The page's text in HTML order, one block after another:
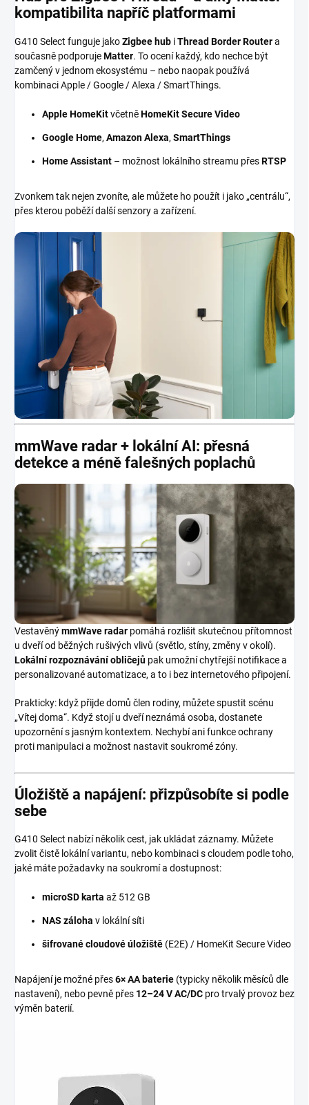
kompatibilita napříč platformami
G410 Select funguje jakoZigbee hub iThread Border Routera
současně podporujeMatter. To ocení každý, kdo nechce být
zamčený v jednom ekosystému – nebo naopak používá
kombinaci Apple / Google / Alexa / SmartThings.
Apple HomeKitvčetněHomeKit Secure Video
Google Home, Amazon Alexa, SmartThings
Home Assistant – možnost lokálního streamu přesRTSP
Zvonkem tak nejen zvoníte, ale můžete ho použít i jako „centrálu“,
přes kterou poběží další senzory a zařízení.
mmWave radar + lokální AI: přesná
detekce a méně falešných poplachů
VestavěnýmmWave radar pomáhá rozlišit skutečnou přítomnost
u dveří od běžných rušivých vlivů (světlo, stíny, změny v okolí).
Lokální rozpoznávání obličejů pak umožní chytřejší notifikace a
personalizované automatizace, a to i bez internetového připojení.
Prakticky: když přijde domů člen rodiny, můžete spustit scénu
„Vítej doma“. Když stojí u dveří neznámá osoba, dostanete
upozornění s jasným kontextem. Nechybí ani funkce ochrany
proti manipulaci a možnost nastavit soukromé zóny.
Úložiště a napájení: přizpůsobíte si podle
sebe
G410 Select nabízí několik cest, jak ukládat záznamy. Můžete
zvolit čistě lokální variantu, nebo kombinaci s cloudem podle toho,
jaké máte požadavky na soukromí a dostupnost:
microSD karta až 512 GB
NAS záloha v lokální síti
šifrované cloudové úložiště (E2E) / HomeKit Secure Video
Napájení je možné přes6× AA baterie (typicky několik měsíců dle
nastavení), nebo pevně přes 12–24 V AC/DC pro trvalý provoz bez
výměn baterií.